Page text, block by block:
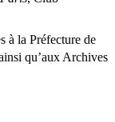
à la Préfecture de
qu’aux Archives